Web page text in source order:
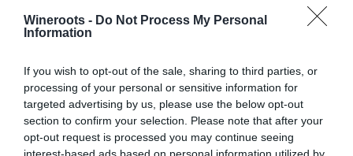
Wineroots - Do Not Process My Personal
Information
If you wish to opt-out of the sale, sharing to third parties, or
processing of your personal or sensitive information for
targeted advertising by us, please use the below opt-out
section to confirm your selection. Please note that after your
opt-out request is processed you may continue seeing
interest-based ads based on personal information utilized by
Il Gruppo ARGEA acquisisce WinesU